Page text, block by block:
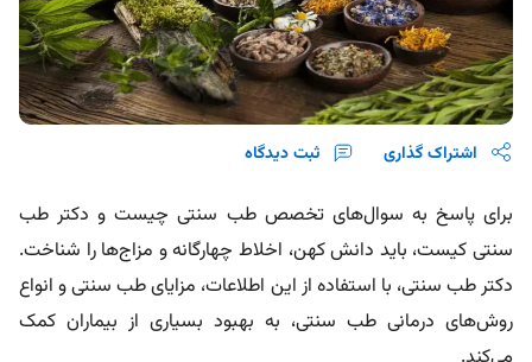
اشتراک گذاری ثبت دیدگاه
برای پاسخ به سوال‌های تخصص طب سنتی چیست و دکتر طب
سنتی کیست، باید دانش کهن، اخلاط چهارگانه و مزاج‌ها را شناخت.
دکتر طب سنتی، با استفاده از این اطلاعات، مزایای طب سنتی و انواع
روش‌های درمانی طب سنتی، به بهبود بسیاری از بیماران کمک